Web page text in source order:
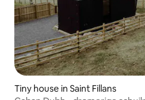
Tiny house in Saint Fillans